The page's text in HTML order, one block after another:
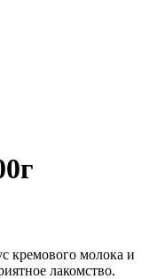
кремового молока и
лакомство.